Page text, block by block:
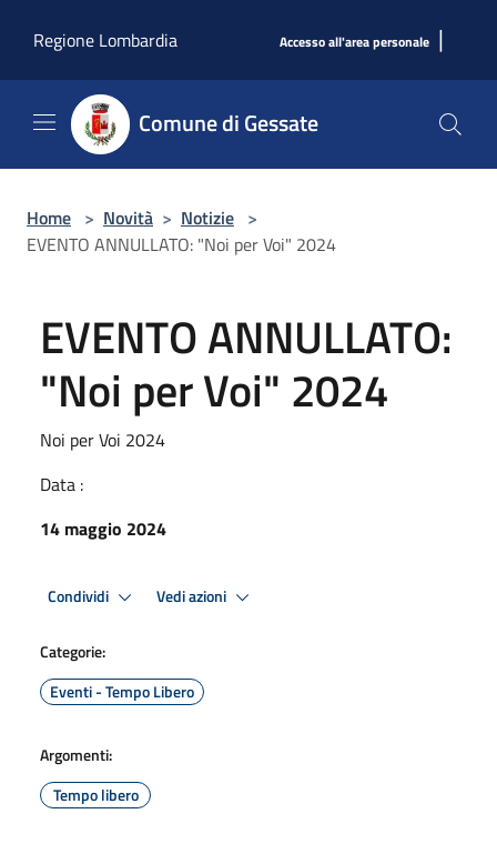
Regione Lombardia
Accesso all'area personale |
Comune di Gessate
Home > Novità > Notizie >
EVENTO ANNULLATO: "Noi per Voi" 2024
EVENTO ANNULLATO:
"Noi per Voi" 2024
Noi per Voi 2024
Data :
14 maggio 2024
Condividi Vedi azioni
Categorie:
Eventi - Tempo Libero
Argomenti:
Tempo libero